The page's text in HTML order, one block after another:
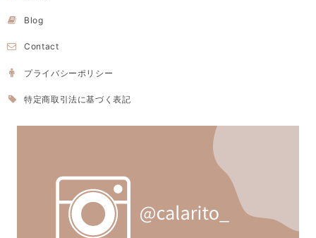
Blog
Contact
プライバシーポリシー
特定商取引法に基づく表記